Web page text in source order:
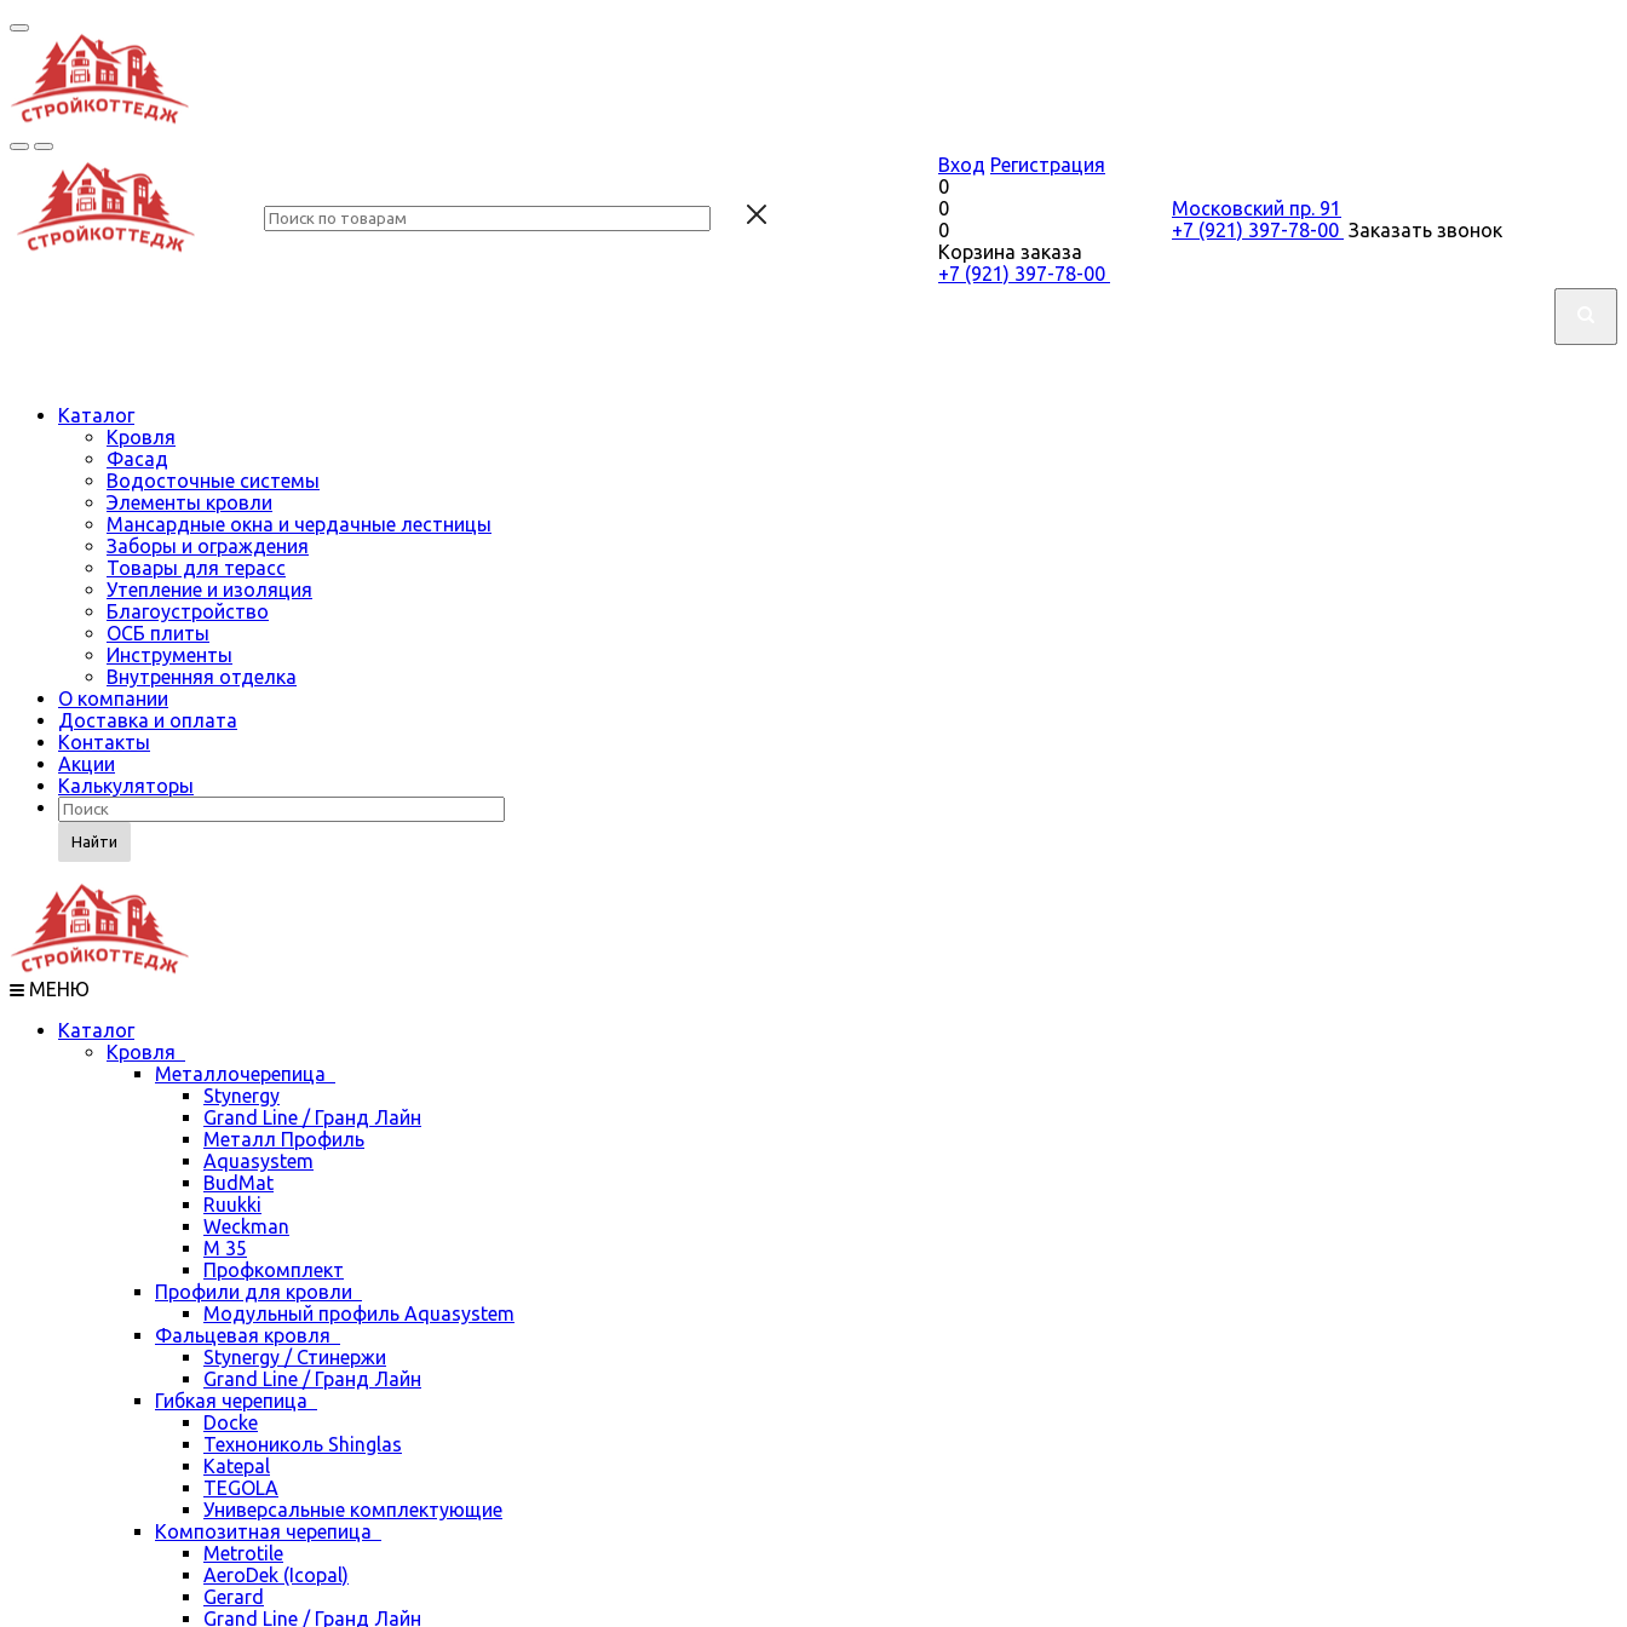
Вход Регистрация
0
0
0
Корзина заказа
+7 (921) 397-78-00
Московский пр. 91
+7 (921) 397-78-00 Заказать звонок
Каталог
Кровля
Фасад
Водосточные системы
Элементы кровли
Мансардные окна и чердачные лестницы
Заборы и ограждения
Товары для терасс
Утепление и изоляция
Благоустройство
ОСБ плиты
Инструменты
Внутренняя отделка
О компании
Доставка и оплата
Контакты
Акции
Калькуляторы
Найти
МЕНЮ
Каталог
Кровля
Металлочерепица
Stynergy
Grand Line / Гранд Лайн
Металл Профиль
Aquasystem
BudMat
Ruukki
Weckman
М 35
Профкомплект
Профили для кровли
Модульный профиль Aquasystem
Фальцевая кровля
Stynergy / Стинержи
Grand Line / Гранд Лайн
Гибкая черепица
Docke
Технониколь Shinglas
Katepal
TEGOLA
Универсальные комплектующие
Композитная черепица
Metrotile
AeroDek (Icopal)
Gerard
Grand Line / Гранд Лайн